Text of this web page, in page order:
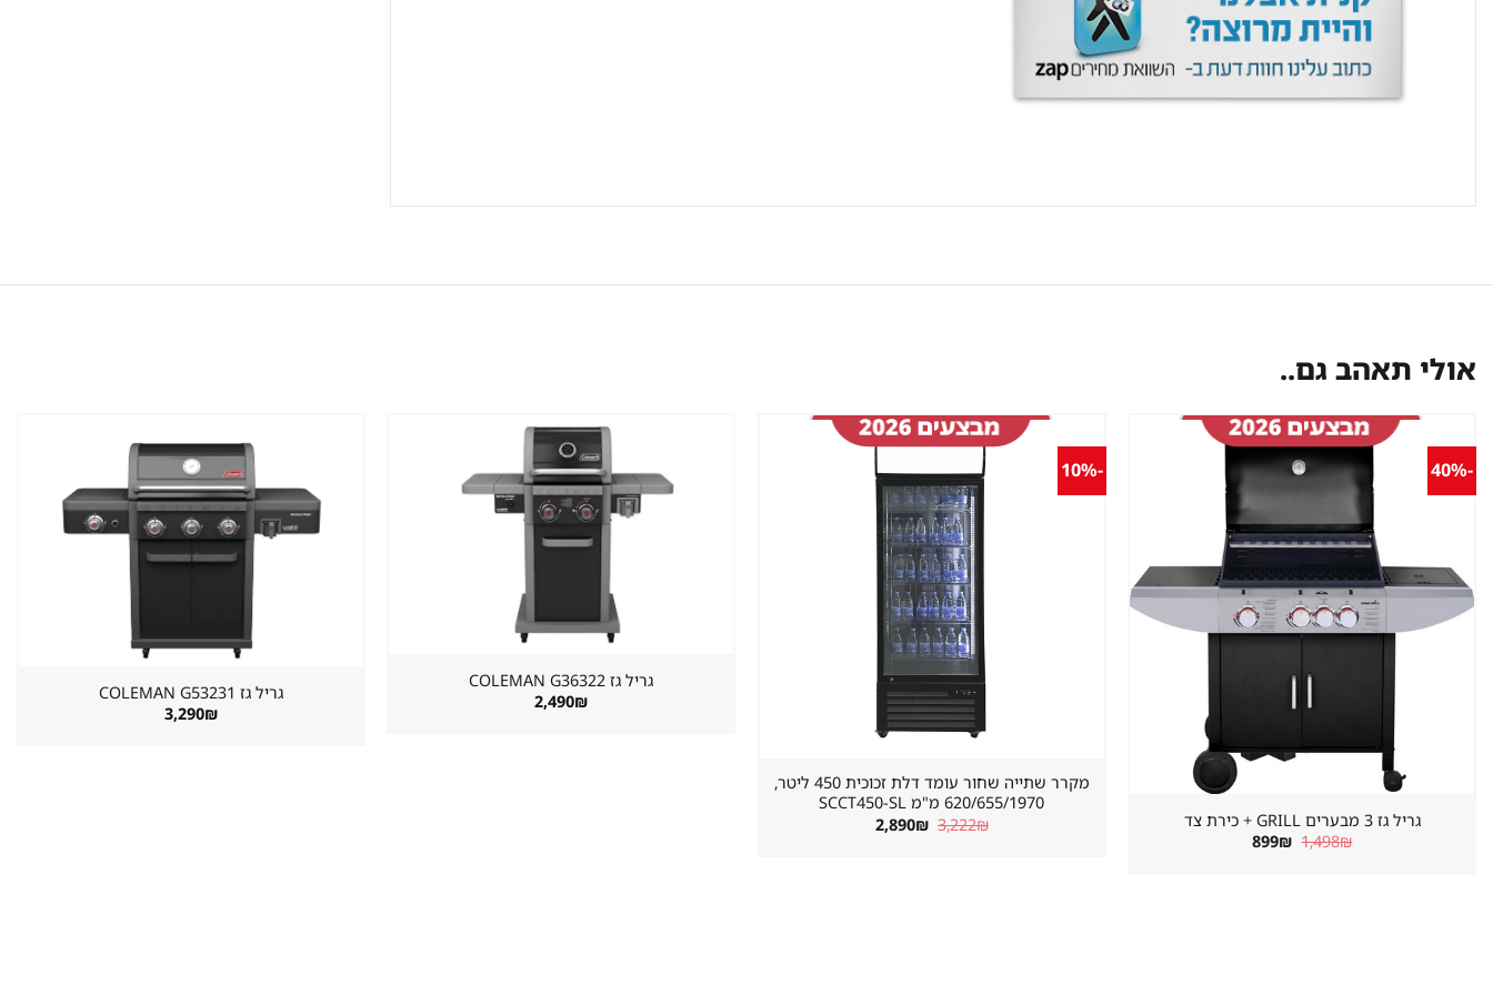
אולי תאהב גם..
-40%
גריל גז 3 מבערים GRILL + כירת צד
1,498₪ המחיר
899₪ המחיר
-10%
מקרר שתייה שחור עומד דלת זכוכית 450 ליטר,
620/655/1970 מ"מ SCCT450-SL
3,222₪ המחיר
המקורי
2,890₪ המחיר
גריל גז ⁦COLEMAN G36322⁩
2,490₪
גריל גז ⁦COLEMAN G53231⁩
3,290₪